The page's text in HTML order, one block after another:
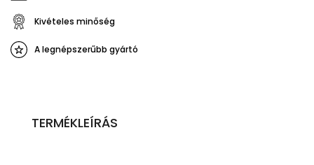
Kivételes minőség
A legnépszerűbb gyártó
TERMÉKLEÍRÁS